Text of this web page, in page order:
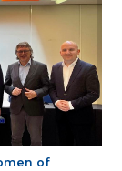
of